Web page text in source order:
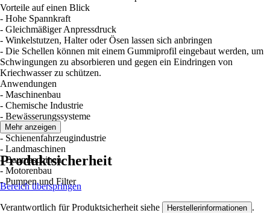
Vorteile auf einen Blick
- Hohe Spannkraft
- Gleichmäßiger Anpressdruck
- Winkelstutzen, Halter oder Ösen lassen sich anbringen
- Die Schellen können mit einem Gummiprofil eingebaut werden, um
Schwingungen zu absorbieren und gegen ein Eindringen von
Kriechwasser zu schützen.
Anwendungen
- Maschinenbau
- Chemische Industrie
- Bewässerungssysteme
- Schiffbau
- Schienenfahrzeugindustrie
- Landmaschinen
- Baumaschinen
- Motorenbau
- Pumpen und Filter
Mehr anzeigen
Produktsicherheit
Bereich überspringen
Verantwortlich für Produktsicherheit siehe Herstellerinformationen .